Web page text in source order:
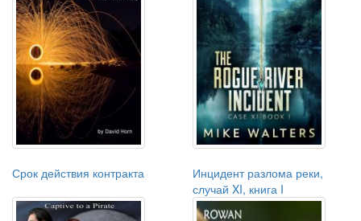
Срок действия контракта
Инцидент разлома реки,
случай XI, книга I